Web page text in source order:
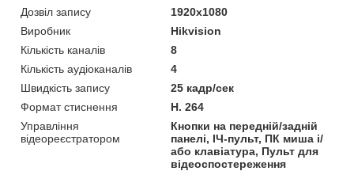
Дозвіл запису
1920х1080
Виробник
Hikvision
Кількість каналів
8
Кількість аудіоканалів
4
Швидкість запису
25 кадр/сек
Формат стиснення
H. 264
Управління
відеореєстратором
Кнопки на передній/задній
панелі, ІЧ-пульт, ПК миша і/
або клавіатура, Пульт для
відеоспостереження